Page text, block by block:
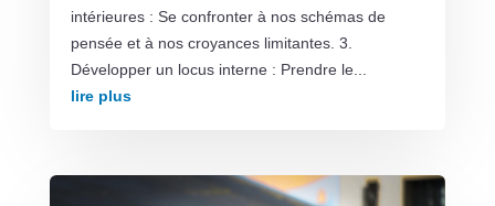
intérieures : Se confronter à nos schémas de
pensée et à nos croyances limitantes. 3.
Développer un locus interne : Prendre le...
lire plus